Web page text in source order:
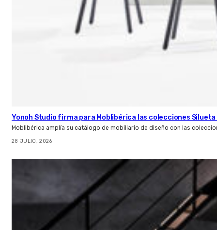
Yonoh Studio firma para Moblibérica las colecciones Silueta
Moblibérica amplía su catálogo de mobiliario de diseño con las
28 JULIO, 2026